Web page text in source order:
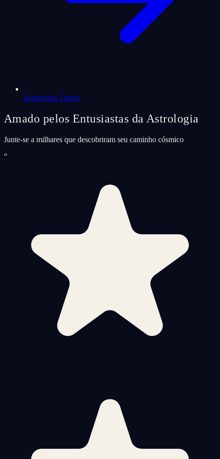
Horoscopo Diario
Amado pelos Entusiastas da Astrologia
Junte-se a milhares que descobriram seu caminho cósmico
“